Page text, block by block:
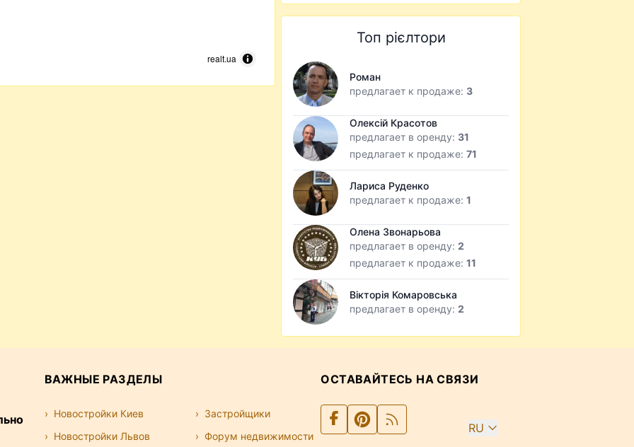
realt.ua
Топ рієлтори
Роман
предлагает к продаже: 3
Олексій Красотов
предлагает в оренду: 31
предлагает к продаже:71
Лариса Руденко
предлагает к продаже:1
Олена Звонарьова
предлагает в оренду:2
предлагает к продаже:11
Вікторія Комаровська
предлагает в оренду:2
ВАЖНЫЕ РАЗДЕЛЫ
Новостройки Киев
Новостройки Львов
Застройщики
Форум недвижимости
ОСТАВАЙТЕСЬ НА СВЯЗИ
RU